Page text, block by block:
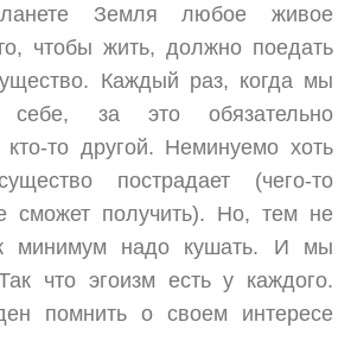
Земля любое живое
чтобы жить, должно поедать
Каждый раз, когда мы
себе, за это обязательно
кто-то другой. Неминуемо хоть
пострадает (чего-то
сможет получить). Но, тем не
минимум надо кушать. И мы
что эгоизм есть у каждого.
помнить о своем интересе